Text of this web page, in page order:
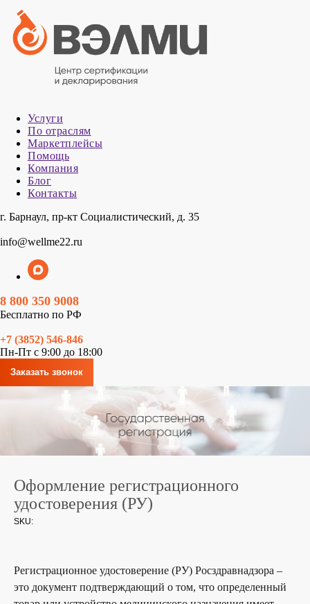
Услуги
По отраслям
Маркетплейсы
Помощь
Компания
Блог
Контакты
г. Барнаул, пр-кт Социалистический, д. 35
info@wellme22.ru
8 800 350 9008
Бесплатно по РФ
+7 (3852) 546-846
Пн-Пт с 9:00 до 18:00
Заказать звонок
Оформление регистрационного
удостоверения (РУ)
SKU:
Регистрационное удостоверение (РУ) Росздравнадзора –
это документ подтверждающий о том, что определенный